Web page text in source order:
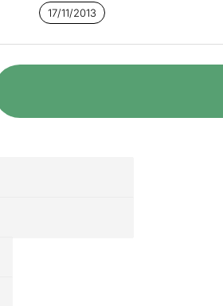
una pirueta y media geniales.
Beckett. Id, os lo pasaréis coña.
17/11/2013